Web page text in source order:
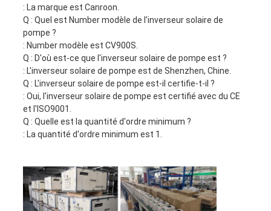
: La marque est Canroon.
Q : Quel est Number modèle de l'inverseur solaire de
pompe ?
: Number modèle est CV900S.
Q : D'où est-ce que l'inverseur solaire de pompe est ?
: L'inverseur solaire de pompe est de Shenzhen, Chine.
Q : L'inverseur solaire de pompe est-il certifie-t-il ?
: Oui, l'inverseur solaire de pompe est certifié avec du CE
et l'ISO9001.
Q : Quelle est la quantité d'ordre minimum ?
: La quantité d'ordre minimum est 1.